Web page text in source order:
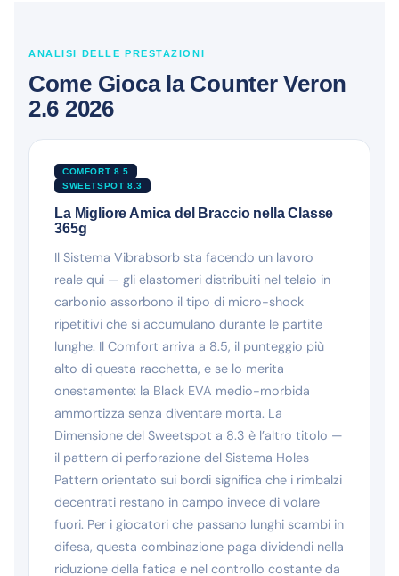
ANALISI DELLE PRESTAZIONI
Come Gioca la Counter Veron
2.6 2026
COMFORT 8.5
SWEETSPOT 8.3
La Migliore Amica del Braccio nella Classe
365g
Il Sistema Vibrabsorb sta facendo un lavoro
reale qui — gli elastomeri distribuiti nel telaio in
carbonio assorbono il tipo di micro-shock
ripetitivi che si accumulano durante le partite
lunghe. Il Comfort arriva a 8.5, il punteggio più
alto di questa racchetta, e se lo merita
onestamente: la Black EVA medio-morbida
ammortizza senza diventare morta. La
Dimensione del Sweetspot a 8.3 è l’altro titolo —
il pattern di perforazione del Sistema Holes
Pattern orientato sui bordi significa che i rimbalzi
decentrati restano in campo invece di volare
fuori. Per i giocatori che passano lunghi scambi in
difesa, questa combinazione paga dividendi nella
riduzione della fatica e nel controllo costante da